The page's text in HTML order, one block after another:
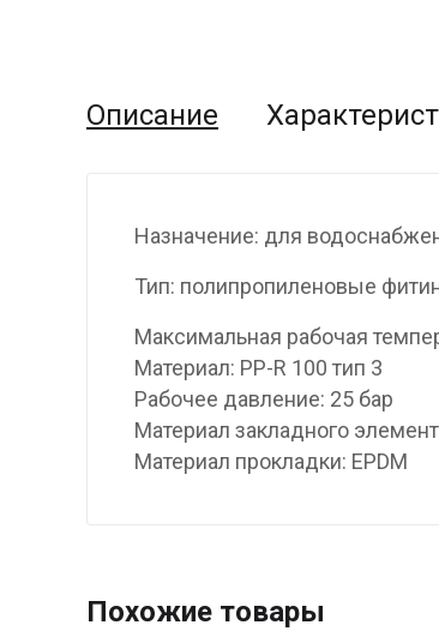
Описание
Назначение: для
Тип: полипропиленовые
Максимальная рабочая
Материал: PP-R 100 тип 3
Рабочее давление: 25 бар
Материал закладного
Материал прокладки: EPDM
Похожие товары